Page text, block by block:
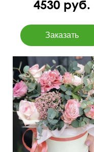
4530 руб.